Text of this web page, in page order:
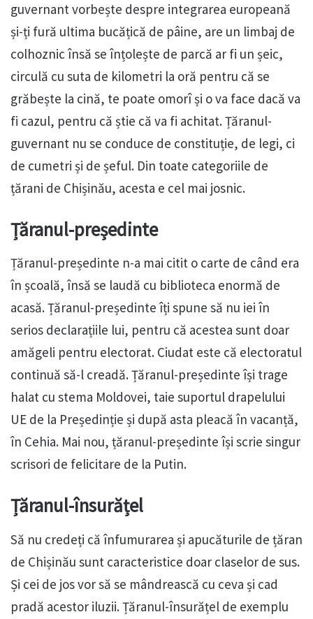
guvernant vorbește despre integrarea europeană
și-ți fură ultima bucățică de pâine, are un limbaj de
colhoznic însă se înțolește de parcă ar fi un șeic,
circulă cu suta de kilometri la oră pentru că se
grăbește la cină, te poate omorî și o va face dacă va
fi cazul, pentru că știe că va fi achitat. Țăranul-
guvernant nu se conduce de constituție, de legi, ci
de cumetri și de șeful. Din toate categoriile de
țărani de Chișinău, acesta e cel mai josnic.
Țăranul-președinte
Țăranul-președinte n-a mai citit o carte de când era
în școală, însă se laudă cu biblioteca enormă de
acasă. Țăranul-președinte îți spune să nu iei în
serios declarațiile lui, pentru că acestea sunt doar
amăgeli pentru electorat. Ciudat este că electoratul
continuă să-l creadă. Țăranul-președinte își trage
halat cu stema Moldovei, taie suportul drapelului
UE de la Președinție și după asta pleacă în vacanță,
în Cehia. Mai nou, țăranul-președinte își scrie singur
scrisori de felicitare de la Putin.
Țăranul-însurățel
Să nu credeți că înfumurarea și apucăturile de țăran
de Chișinău sunt caracteristice doar claselor de sus.
Și cei de jos vor să se mândrească cu ceva și cad
pradă acestor iluzii. Țăranul-însurățel de exemplu